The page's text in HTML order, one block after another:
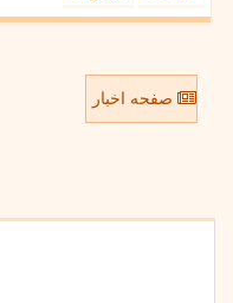
صفحه اخبار